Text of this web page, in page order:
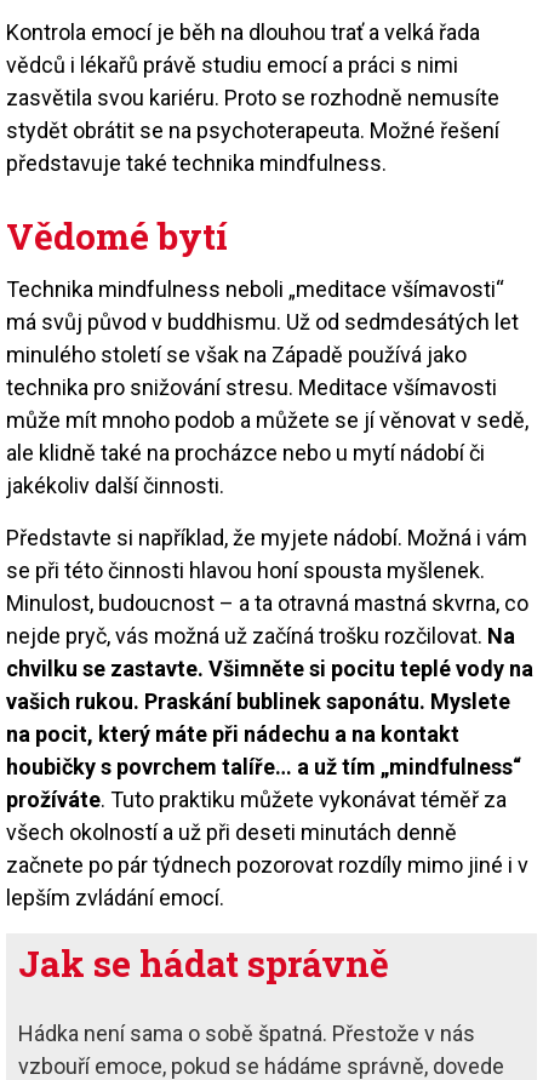
Kontrola emocí je běh na dlouhou trať a velká řada
vědců i lékařů právě studiu emocí a práci s nimi
zasvětila svou kariéru. Proto se rozhodně nemusíte
stydět obrátit se na psychoterapeuta. Možné řešení
představuje také technika mindfulness.
Vědomé bytí
Technika mindfulness neboli „meditace všímavosti“
má svůj původ v buddhismu. Už od sedmdesátých let
minulého století se však na Západě používá jako
technika pro snižování stresu. Meditace všímavosti
může mít mnoho podob a můžete se jí věnovat v sedě,
ale klidně také na procházce nebo u mytí nádobí či
jakékoliv další činnosti.
Představte si například, že myjete nádobí. Možná i vám
se při této činnosti hlavou honí spousta myšlenek.
Minulost, budoucnost – a ta otravná mastná skvrna, co
nejde pryč, vás možná už začíná trošku rozčilovat. Na
chvilku se zastavte. Všimněte si pocitu teplé vody na
vašich rukou. Praskání bublinek saponátu. Myslete
na pocit, který máte při nádechu a na kontakt
houbičky s povrchem talíře… a už tím „mindfulness“
prožíváte. Tuto praktiku můžete vykonávat téměř za
všech okolností a už při deseti minutách denně
začnete po pár týdnech pozorovat rozdíly mimo jiné i v
lepším zvládání emocí.
Jak se hádat správně
Hádka není sama o sobě špatná. Přestože v nás
vzbouří emoce, pokud se hádáme správně, dovede